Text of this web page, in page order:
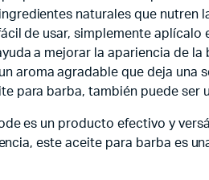
naturales que nutren
de usar, simplemente
a mejorar la apariencia de
aroma agradable que deja una
para barba, también puede
es un producto efectivo y
este aceite para barba es